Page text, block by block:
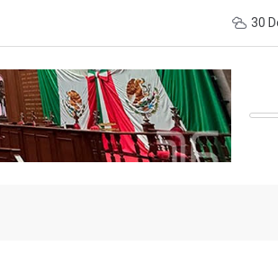
LA RECONSTRUCCIÓN DEL TEJIDO SOCIAL,
30